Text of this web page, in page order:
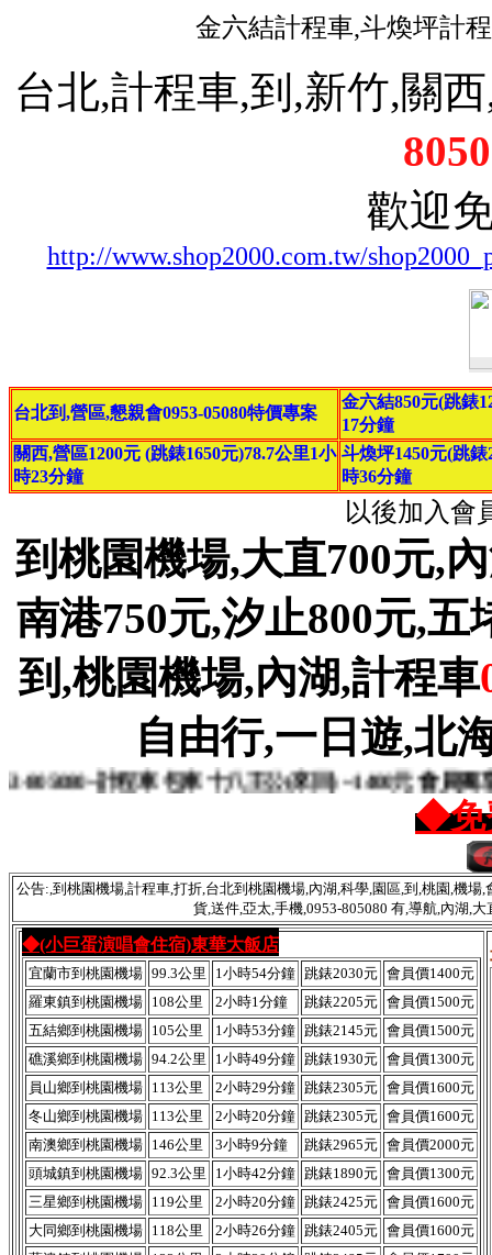
金六結計程車,斗煥坪計
台北,計程車,到,新竹,關
歡迎
http://www.shop2000.com.tw/
台北到,營區,懇親會0953-05080特價專案
金六結850元(跳錶
17分鐘
關西,營區1200元 (跳錶1650元)78.7公里1小
時23分鐘
斗煥坪1450元(跳錶
時36分鐘
以後加入會
到桃園機場,大直700元,
南港750元,汐止800元,五
到,桃園機場,內湖,計程車
自由行,一日遊,北
計程車 包車 十八王公(來回) ~1400元 會員獨享優惠
◆免
公告:,到桃園機場,計程車,打折,台北到桃園機場,內湖,科學,園區,到,桃園,機場,
貨,送件,亞太,手機,0953-805080 有,導航,內湖,
◆(小巨蛋演唱會住宿)東華大飯店
宜蘭市到桃園機場 99.3公里 1小時54分鐘 跳錶2030元 會員價1400元
羅東鎮到桃園機場 108公里 2小時1分鐘 跳錶2205元 會員價1500元
五結鄉到桃園機場 105公里 1小時53分鐘 跳錶2145元 會員價1500元
礁溪鄉‎到桃園機場 94.2公里 1小時49分鐘 跳錶1930元 會員價1300元
員山鄉到桃園機場 113公里 2小時29分鐘 跳錶2305元 會員價1600元
冬山鄉到桃園機場 113公里 2小時20分鐘 跳錶2305元 會員價1600元
南澳鄉到桃園機場 146公里 3小時9分鐘 跳錶2965元 會員價2000元
頭城鎮到桃園機場 92.3公里 1小時42分鐘 跳錶1890元 會員價1300元
三星鄉到桃園機場 119公里 2小時20分鐘 跳錶2425元 會員價1600元
大同鄉‎到桃園機場 118公里 2小時26分鐘 跳錶2405元 會員價1600元